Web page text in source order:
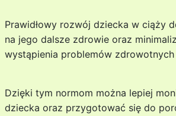
Prawidłowy rozwój dziecka w ciąży
na jego dalsze zdrowie oraz
wystąpienia problemów
Dzięki tym normom można lepiej
dziecka oraz przygotować się do